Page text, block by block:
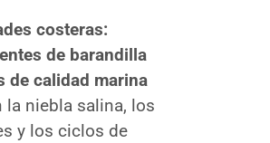
costeras:
de barandilla
de calidad marina
la niebla salina, los
y los ciclos de